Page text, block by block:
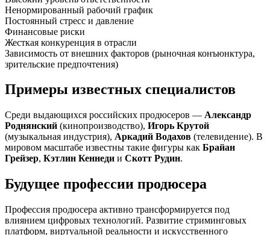
Ненормированный рабочий график
Постоянный стресс и давление
Финансовые риски
Жесткая конкуренция в отрасли
Зависимость от внешних факторов (рыночная конъюнктура,
зрительские предпочтения)
Примеры известных специалистов
Среди выдающихся российских продюсеров — Александр
Роднянский (кинопроизводство), Игорь Крутой
(музыкальная индустрия), Аркадий Водахов (телевидение). В
мировом масштабе известны такие фигуры как Брайан
Грейзер, Кэтлин Кеннеди и Скотт Рудин.
Будущее профессии продюсера
Профессия продюсера активно трансформируется под
влиянием цифровых технологий. Развитие стриминговых
платформ, виртуальной реальности и искусственного